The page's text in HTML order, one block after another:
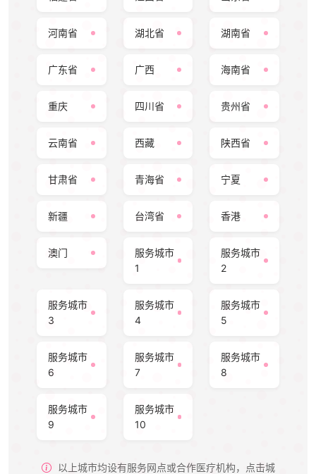
河南省 湖北省 湖南省
广东省 广西 海南省
重庆 四川省 贵州省
云南省 西藏 陕西省
甘肃省 青海省 宁夏
新疆 台湾省 香港
澳门
服务城市
1
服务城市
2
服务城市
3
服务城市
4
服务城市
5
服务城市
6
服务城市
7
服务城市
8
服务城市
9
服务城市
10
以上城市均设有服务网点或合作医疗机构，点击城